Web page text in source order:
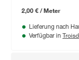
2,00 € / Meter
Lieferung nach
Verfügbar in